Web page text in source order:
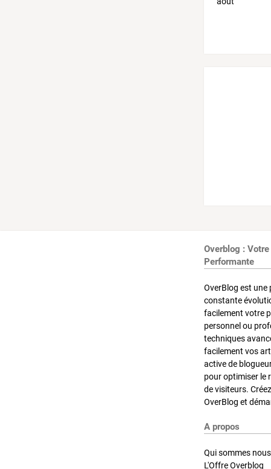
Overblog :
Performante
OverBlog est une
constante
facilement votre
personnel ou
techniques
facilement vos
active de
pour optimiser le
de visiteurs.
OverBlog et
A propos
Qui sommes
L'Offre Overblog